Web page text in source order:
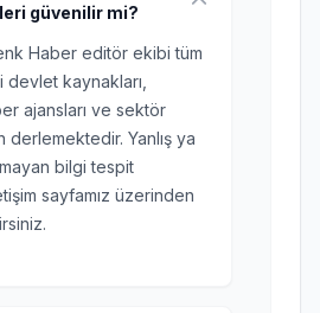
güvenilir mi?
Haber editör ekibi tüm
kaynakları,
ajansları ve sektör
derlemektedir. Yanlış ya
bilgi tespit
sayfamız üzerinden